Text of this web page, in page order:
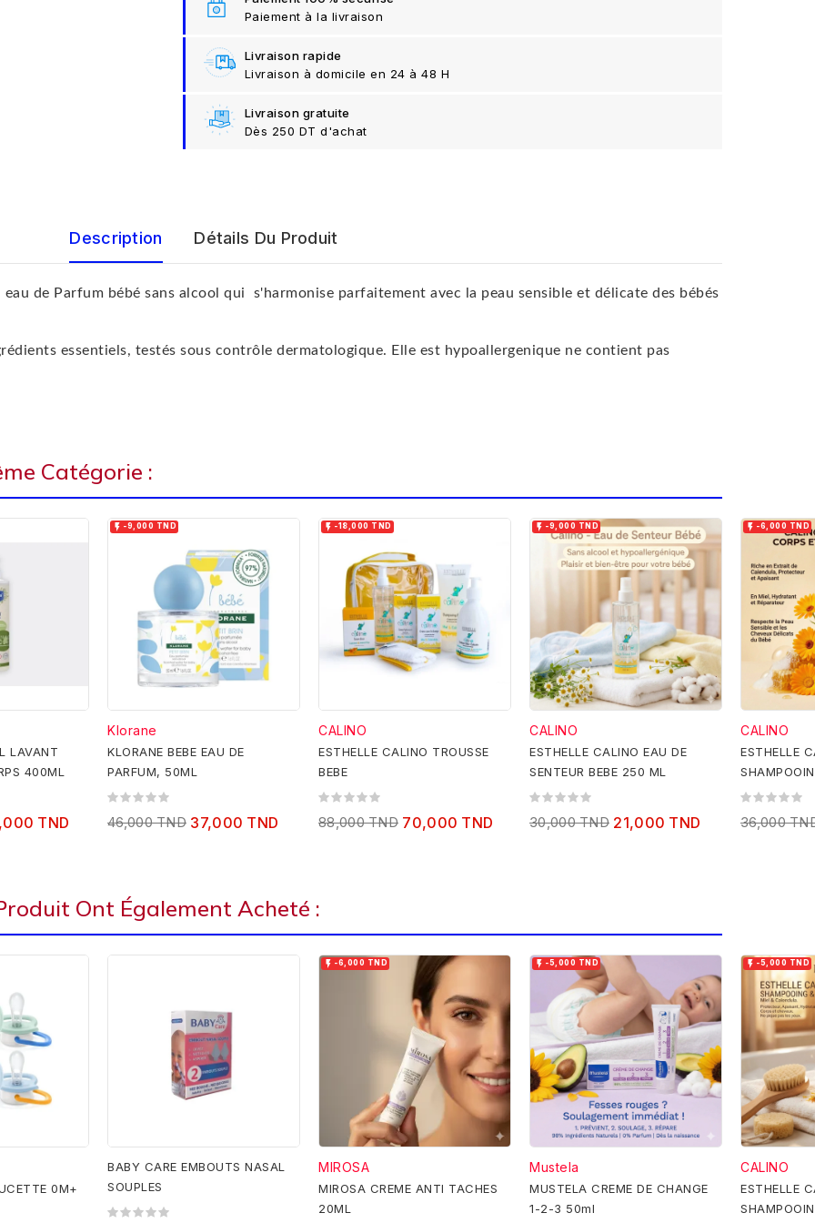
Paiement à la livraison
Livraison rapide
Livraison à domicile en 24 à 48 H
Livraison gratuite
Dès 250 DT d'achat
Description Détails Du Produit
eau de Parfum bébé sans alcool qui s'harmonise parfaitement avec la peau sensible et délicate des bébés
essentiels, testés sous contrôle dermatologique. Elle est hypoallergenique ne contient pas
Catégorie :
LAVANT
400ML
TND
 -9,000 TND
Klorane
KLORANE BEBE EAU DE
PARFUM, 50ML
46,000 TND 37,000 TND
 -18,000 TND
CALINO
ESTHELLE CALINO TROUSSE
BEBE
88,000 TND 70,000 TND
 -9,000 TND
CALINO
ESTHELLE CALINO EAU DE
SENTEUR BEBE 250 ML
30,000 TND 21,000 TND
 -6,000 TND
CALINO
ESTHELLE
CHEVEUX-
36,000
Ont Également Acheté :
0M+
BABY CARE EMBOUTS NASAL
SOUPLES
 -6,000 TND
MIROSA
MIROSA CREME ANTI TACHES
20ML
 -5,000 TND
Mustela
MUSTELA CREME DE CHANGE
1-2-3 50ml
 -5,000 TND
CALINO
ESTHELLE CALINO